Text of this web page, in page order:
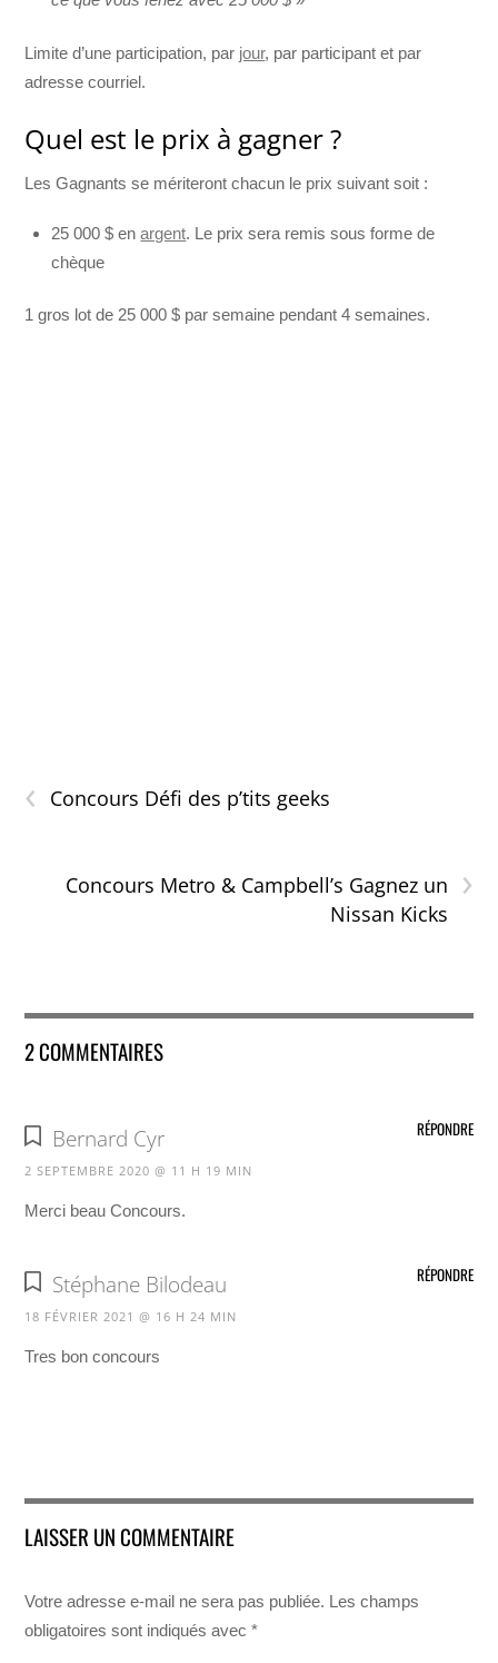
Limite d’une participation, par jour, par participant et par
adresse courriel.
Quel est le prix à gagner ?
Les Gagnants se mériteront chacun le prix suivant soit :
25 000 $ enargent. Le prix sera remis sous forme de
chèque
1 gros lot de 25 000 $ par semaine pendant 4 semaines.
‹ Concours Défi des p’tits geeks
›
Concours Metro & Campbell’s Gagnez un
Nissan Kicks
2 COMMENTAIRES
Bernard Cyr
2 SEPTEMBRE 2020 @ 11 H 19 MIN
Merci beau Concours.
RÉPONDRE
Stéphane Bilodeau
18 FÉVRIER 2021 @ 16 H 24 MIN
Tres bon concours
RÉPONDRE
LAISSER UN COMMENTAIRE
Votre adresse e-mail ne sera pas publiée. Les champs
obligatoires sont indiqués avec*